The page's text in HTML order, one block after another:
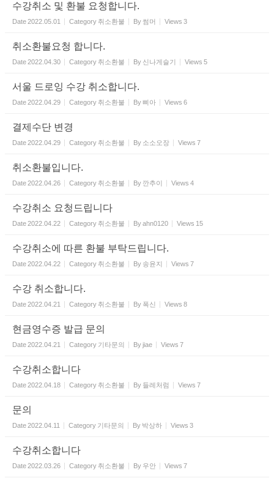
수강취소 및 환불 요청합니다.
Date2022.05.01 Category 취소환불 By썸머 Views 3
취소환불요청 합니다.
Date2022.04.30 Category 취소환불 By 신나게슬기 Views 5
서울 드로잉 수강 취소합니다.
Date2022.04.29 Category 취소환불 By 삐아 Views 6
결제수단 변경
Date2022.04.29 Category 취소환불 By 소소오장 Views 7
취소환불입니다.
Date2022.04.26 Category 취소환불 By 깐추이 Views 4
수강취소 요청드립니다
Date2022.04.22 Category 취소환불 Byahn0120 Views 15
수강취소에 따른 환불 부탁드립니다.
Date2022.04.22 Category 취소환불 By 송윤지 Views 7
수강 취소합니다.
Date2022.04.21 Category 취소환불 By 폭신 Views 8
현금영수증 발급 문의
Date2022.04.21 Category 기타문의 Byjiae Views 7
수강취소합니다
Date2022.04.18 Category 취소환불 By 들레처럼 Views 7
문의
Date2022.04.11 Category 기타문의 By 박상하 Views 3
수강취소합니다
Date2022.03.26 Category 취소환불 By 우안 Views 7